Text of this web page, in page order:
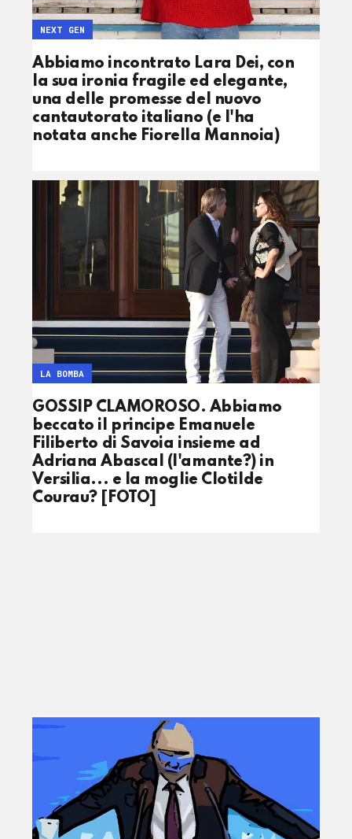
Abbiamo incontrato Lara Dei, con
la sua ironia fragile ed elegante,
una delle promesse del nuovo
cantautorato italiano (e l'ha
notata anche Fiorella Mannoia)
NEXT GEN
GOSSIP CLAMOROSO. Abbiamo
beccato il principe Emanuele
Filiberto di Savoia insieme ad
Adriana Abascal (l'amante?) in
Versilia... e la moglie Clotilde
Courau? [FOTO]
LA BOMBA